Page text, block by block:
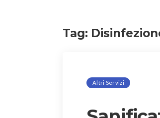
Tag:
Altri Servizi